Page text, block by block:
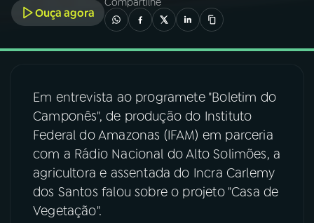
PROGRAMAÇÃO
05PODCASTS
06VIDEOCASTS
07ÚLTIMAS
Ouça agora
Em entrevista ao programete "Boletim do
Camponês", de produção do Instituto
Federal do Amazonas (IFAM) em parceria
com a Rádio Nacional do Alto Solimões, a
agricultora e assentada do Incra Carlemy
dos Santos falou sobre o projeto "Casa de
Vegetação".